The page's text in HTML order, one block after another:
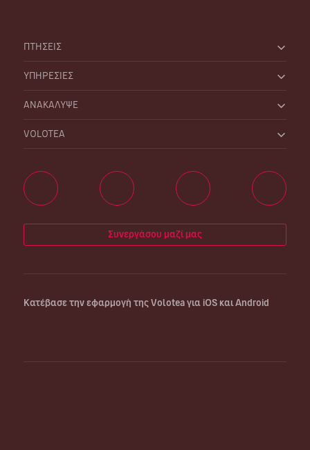
ΠΤΗΣΕΙΣ
ΥΠΗΡΕΣΙΕΣ
ΑΝΑΚΑΛΥΨΕ
VOLOTEA
Συνεργάσου μαζί μας
Κατέβασε την εφαρμογή της Volotea για iOS και Android